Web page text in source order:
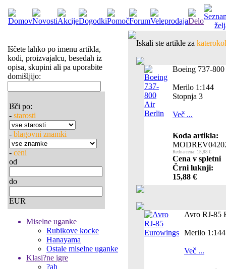
Iščete lahko po imenu artikla,
kodi, proizvajalcu, besedah iz
opisa, skupini ali pa uporabite
domišljijo:
Išči po:
- starosti
- blagovni znamki
- ceni
od
do
EUR
Miselne uganke
Rubikove kocke
Hanayama
Ostale miselne uganke
Klasi?ne igre
?ah
Iskali ste artikle za
Boeing 737-
Merilo 1:144
Stopnja 3
Več ...
Koda artikla:
Redna cena: 15,88 €
Cena v spletni
Črni luknji:
15,88 €
Avro RJ-85
Merilo 1:144
Več ...